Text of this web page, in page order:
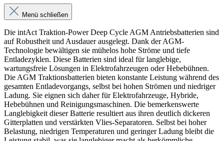
Menü schließen
Die intAct Traktion-Power Deep Cycle AGM Antriebsbatterien sind
auf Robustheit und Ausdauer ausgelegt. Dank der AGM-
Technologie bewältigen sie mühelos hohe Ströme und tiefe
Entladezyklen. Diese Batterien sind ideal für langlebige,
wartungsfreie Lösungen in Elektrofahrzeugen oder Hebebühnen.
Die AGM Traktionsbatterien bieten konstante Leistung während des
gesamten Entladevorgangs, selbst bei hohen Strömen und niedriger
Ladung. Sie eignen sich daher für Elektrofahrzeuge, Hybride,
Hebebühnen und Reinigungsmaschinen. Die bemerkenswerte
Langlebigkeit dieser Batterie resultiert aus ihren deutlich dickeren
Gitterplatten und verstärkten Vlies-Separatoren. Selbst bei hoher
Belastung, niedrigen Temperaturen und geringer Ladung bleibt die